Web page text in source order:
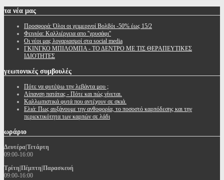
τα νέα μας
Προσφορά: Όλοι οι χειμερινοί Βολβόι -50% έως 15/2
Φειγιόα: Καλλιέργεια απο ''χρυσάφι''
Oι νέοι μας λογαριασμοί στα social media
ΓΚΙΝΓΚΟ ΜΠΙΛΟΜΠΑ - ΤΟ ΔΕΝΤΡΟ ΜΕ ΤΙΣ ΘΕΡΑΠΕΥΤΙΚΕΣ
ΙΔΙΟΤΗΤΕΣ
γεωπονικές συμβουλές
Πότε να φυτέψω την λεβάντα μου ;
Λίπανση πατάτας - Πότε και πώς γίνεται.
Καλλωπιστικά φυτά που αντέχουν σε σκιά.
Ελιά: Πως αυξάνουμε την ανθοφορία, το ποσοστό καρπόδεσης και την
περιεκτικότητα των καρπών σε λάδι
ωράριο
Δευτέρα|Τετάρτη
09:00-16:00
Τρίτη|Πέμπτη|Παρασκευή
09:00-16:00